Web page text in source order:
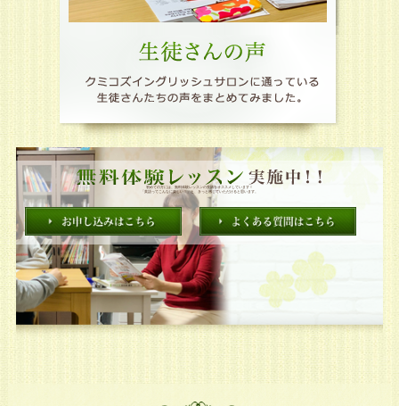
初めての方には、無料体験レッスンの受講をオススメしています！
「英語ってこんなに楽しい！」と、きっと感じていただけると思います。